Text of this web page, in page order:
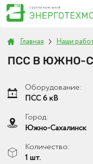
Главная Наши
ПСС В ЮЖНО-
Оборудование:
ПСС 6 кВ
Город:
Южно-Сахалинск
Количество:
1 шт.